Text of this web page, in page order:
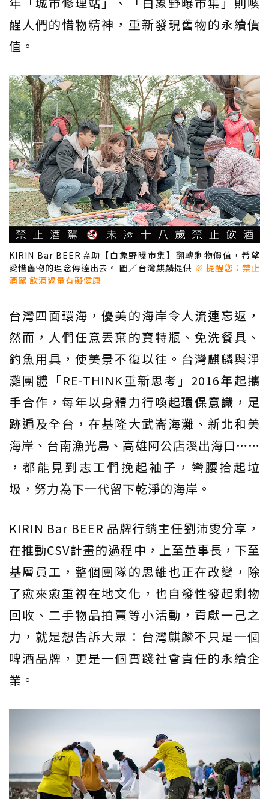
醒人們的惜物精神，重新發現舊物的永續價
值。
KIRIN Bar BEER協助【白象野曝市集】翻轉剩物價值，希望
愛惜舊物的理念傳達出去。 圖／台灣麒麟提供 ※ 提醒您：禁止
酒駕 飲酒過量有礙健康
台灣四面環海，優美的海岸令人流連忘返，
然而，人們任意丟棄的寶特瓶、免洗餐具、
釣魚用具，使美景不復以往。台灣麒麟與淨
灘團體「RE-THINK重新思考」2016年起攜
手合作，每年以身體力行喚起環保意識 ，足
跡遍及全台，在基隆大武崙海灘、新北和美
海岸、台南漁光島、高雄阿公店溪出海口……
，都能見到志工們挽起袖子，彎腰拾起垃
圾，努力為下一代留下乾淨的海岸。
KIRIN Bar BEER 品牌行銷主任劉沛雯分享，
在推動CSV計畫的過程中，上至董事長，下至
基層員工，整個團隊的思維也正在改變，除
了愈來愈重視在地文化，也自發性發起剩物
回收、二手物品拍賣等小活動，貢獻一己之
力，就是想告訴大眾：台灣麒麟不只是一個
啤酒品牌，更是一個實踐社會責任的永續企
業。